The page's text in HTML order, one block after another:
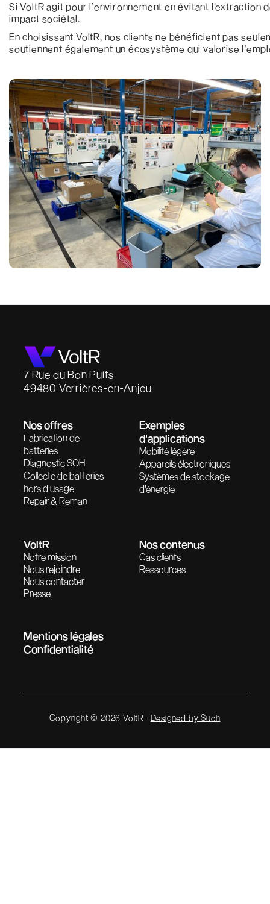
Si VoltR agit pour l’environnement en évitant
impact sociétal.
En choisissant VoltR, nos clients ne bénéficient pas
soutiennent également un écosystème qui valorise
7 Rue du Bon Puits
49480 Verrières-en-Anjou
Nos offres
Fabrication de
batteries
Diagnostic SOH
Collecte de batteries
hors d'usage
Repair & Reman
Exemples
d'applications
Mobilité légère
Appareils électroniques
Systèmes de stockage
d'énergie
VoltR
Notre mission
Nous rejoindre
Nous contacter
Presse
Nos contenus
Cas clients
Ressources
Mentions légales
Confidentialité
Copyright © 2026 VoltR -Designed by Such